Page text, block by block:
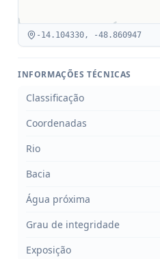
-14.104330, -48.860947
INFORMAÇÕES TÉCNICAS
Classificação
Coordenadas
Rio
Bacia
Água próxima
Grau de integridade
Exposição